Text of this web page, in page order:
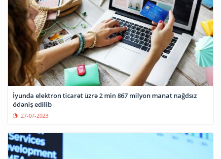
İyunda elektron ticarət üzrə 2 min 867 milyon manat nağdsız
ödəniş edilib
27-07-2023